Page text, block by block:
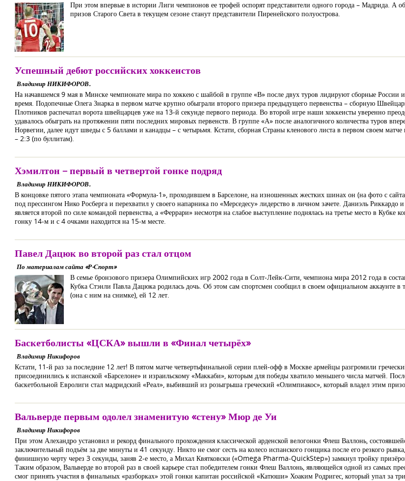
При этом впервые в истории Лиги чемпионов ее трофей оспорят представители одного города – Мадрида. А
призов Старого Света в текущем сезоне станут представители Пиренейского полуострова.
Успешный дебют российских хоккеистов
Владимир НИКИФОРОВ.
На начавшемся 9 мая в Минске чемпионате мира по хоккею с шайбой в группе «В» после двух туров лидируют сборные
время. Подопечные Олега Знарка в первом матче крупно обыграли второго призера предыдущего первенства – сборную
Плотников распечатал ворота швейцарцев уже на 13-й секунде первого периода. Во второй игре наши хоккеисты уверенно
удавалось обыграть на протяжении пяти последних мировых первенств. В группе «А» после аналогичного количества туров
Норвегии, далее идут шведы с 5 баллами и канадцы – с четырьмя. Кстати, сборная Страны кленового листа в первом своем
– 2:3 (по буллитам).
Хэмилтон – первый в четвертой гонке подряд
Владимир НИКИФОРОВ.
В концовке пятого этапа чемпионата «Формула-1», проходившем в Барселоне, на изношенных жестких шинах он (на фото с
под прессингом Нико Росберга и перехватил у своего напарника по «Мерседесу» лидерство в личном зачете. Даниэль Риккардо
является второй по силе командой первенства, а «Феррари» несмотря на слабое выступление поднялась на третье место в Кубке
гонку 14-м и с 4 очками находится на 15-м месте.
Павел Дацюк во второй раз стал отцом
По материалам сайта «Р-Спорт»
В семье бронзового призера Олимпийских игр 2002 года в Солт-Лейк-Сити, чемпиона мира 2012 года в
Кубка Стэнли Павла Дацюка родилась дочь. Об этом сам спортсмен сообщил в своем официальном аккаунте в
(она с ним на снимке), ей 12 лет.
Баскетболисты «ЦСКА» вышли в «Финал четырёх»
Владимир Никифоров
Кстати, 11-й раз за последние 12 лет! В пятом матче четвертьфинальной серии плей-офф в Москве армейцы разгромили
присоединились к испанской «Барселоне» и израильскому «Маккаби», которым для победы хватило меньшего числа матчей.
баскетбольной Евролиги стал мадридский «Реал», выбивший из розыгрыша греческий «Олимпиакос», который владел этим
Вальверде первым одолел знаменитую «стену» Мюр де Уи
Владимир Никифоров
При этом Алехандро установил и рекорд финального прохождения классической арденской велогонки Флеш Валлонь,
заключительный подъём за две минуты и 41 секунду. Никто не смог сесть на колесо испанского гонщика после его резкого
финишную черту через 3 секунды, заняв 2-е место, а Михал Квятковски («Omega Pharma-QuickStep») замкнул тройку
Таким образом, Вальверде во второй раз в своей карьере стал победителем гонки Флеш Валлонь, являющейся одной из самых
смог принять участия в финальных «разборках» этой гонки капитан российской «Катюши» Хоаким Родригес, который упал за